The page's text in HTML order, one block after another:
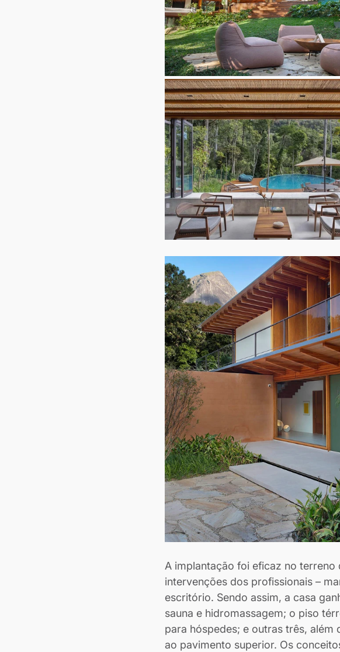
A implantação foi eficaz no terreno
intervenções dos profissionais –
escritório. Sendo assim, a casa
sauna e hidromassagem; o piso
para hóspedes; e outras três,
ao pavimento superior. Os